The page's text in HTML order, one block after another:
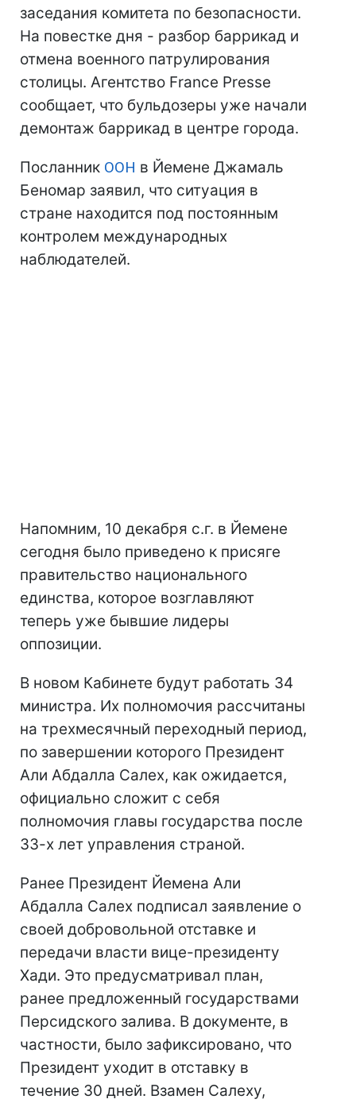
заседания комитета по безопасности.
На повестке дня - разбор баррикад и
отмена военного патрулирования
столицы. Агентство France Presse
сообщает, что бульдозеры уже начали
демонтаж баррикад в центре города.
Посланник ООН в Йемене Джамаль
Беномар заявил, что ситуация в
стране находится под постоянным
контролем международных
наблюдателей.
Напомним, 10 декабря с.г. в Йемене
сегодня было приведено к присяге
правительство национального
единства, которое возглавляют
теперь уже бывшие лидеры
оппозиции.
В новом Кабинете будут работать 34
министра. Их полномочия рассчитаны
на трехмесячный переходный период,
по завершении которого Президент
Али Абдалла Салех, как ожидается,
официально сложит с себя
полномочия главы государства после
33-х лет управления страной.
Ранее Президент Йемена Али
Абдалла Салех подписал заявление о
своей добровольной отставке и
передачи власти вице-президенту
Хади. Это предусматривал план,
ранее предложенный государствами
Персидского залива. В документе, в
частности, было зафиксировано, что
Президент уходит в отставку в
течение 30 дней. Взамен Салеху,